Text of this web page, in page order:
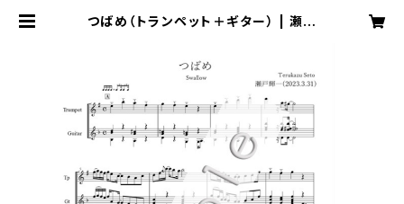
つばめ（トランペット＋ギター） | 瀬戸